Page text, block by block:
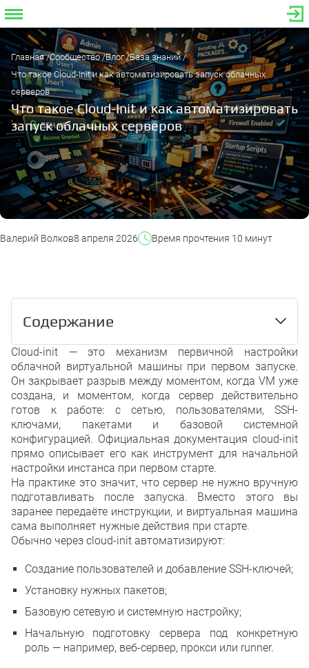
Главная Сообщество Блог База знаний
Что такое Cloud-Init и как автоматизировать запуск облачных
серверов
Что такое Cloud-Init и как автоматизировать
запуск облачных серверов
Валерий Волков8 апреля 2026 Время прочтения 10 минут
Cloud-init — это механизм первичной настройки
облачной виртуальной машины при первом запуске.
Он закрывает разрыв между моментом, когда VM уже
создана, и моментом, когда сервер действительно
готов к работе: с сетью, пользователями, SSH-
ключами, пакетами и базовой системной
конфигурацией. Официальная документация cloud-init
прямо описывает его как инструмент для начальной
настройки инстанса при первом старте.
На практике это значит, что сервер не нужно вручную
подготавливать после запуска. Вместо этого вы
заранее передаёте инструкции, и виртуальная машина
сама выполняет нужные действия при старте.
Обычно через cloud-init автоматизируют:
Создание пользователей и добавление SSH-ключей;
Установку нужных пакетов;
Базовую сетевую и системную настройку;
Начальную подготовку сервера под конкретную
роль — например, веб-сервер, прокси или runner.
Содержание
Cloud-Init: что это и зачем он
Что он делает после запуска VM
Отличия от обычного startup script
Как он автоматизирует запуск
Что можно настроить при первом
В каких сценариях его
Повседневные задачи после
Повторяемый запуск серверов
Где одного cloud-init уже
Когда нужны Terraform, Ansible,
Заключение
FAQ
Cloud-init и startup script — это
Работает ли cloud-init только в
Что именно обычно
Если у меня уже есть Terraform,
Можно ли через cloud-init сразу
пользователя и записать конфиг?